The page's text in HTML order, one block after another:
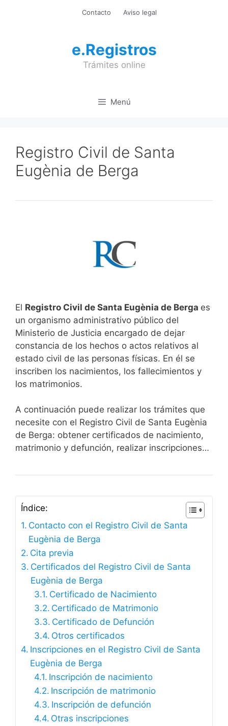
Contacto Aviso legal
e.Registros
Trámites online
Menú
Registro Civil de Santa
Eugènia de Berga
El Registro Civil de Santa Eugènia de Berga es
un organismo administrativo público del
Ministerio de Justicia encargado de dejar
constancia de los hechos o actos relativos al
estado civil de las personas físicas. En él se
inscriben los nacimientos, los fallecimientos y
los matrimonios.
A continuación puede realizar los trámites que
necesite con el Registro Civil de Santa Eugènia
de Berga: obtener certificados de nacimiento,
matrimonio y defunción, realizar inscripciones…
Índice:
Contacto con el Registro Civil de Santa
Eugènia de Berga
Cita previa
Certificados del Registro Civil de Santa
Eugènia de Berga
Certificado de Nacimiento
Certificado de Matrimonio
Certificado de Defunción
Otros certificados
Inscripciones en el Registro Civil de Santa
Eugènia de Berga
Inscripción de nacimiento
Inscripción de matrimonio
Inscripción de defunción
Otras inscripciones